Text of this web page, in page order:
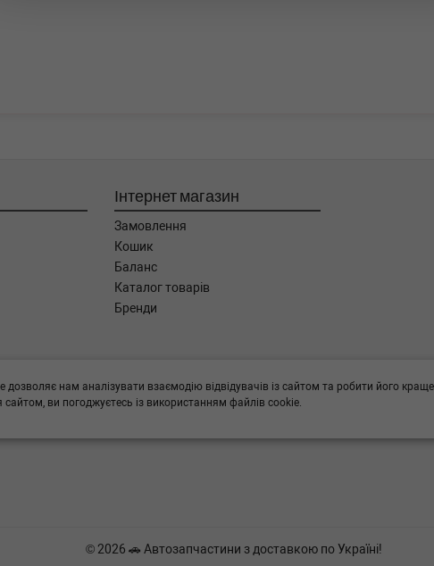
Інтернет магазин
Замовлення
Кошик
Баланс
Каталог товарів
Бренди
в підборі,
© 2026 🚗 Автозапчастини з доставкою по Україні!
нам аналізувати взаємодію відвідувачів із сайтом та робити його
ви погоджуєтесь із використанням файлів cookie.